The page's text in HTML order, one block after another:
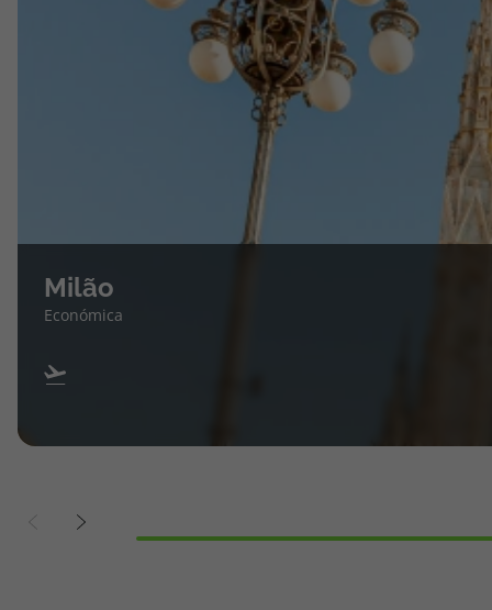
Milão
Económica